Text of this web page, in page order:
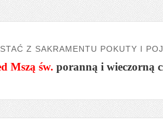
Z SAKRAMENTU POKUTY I
Mszą św. poranną i wieczorną